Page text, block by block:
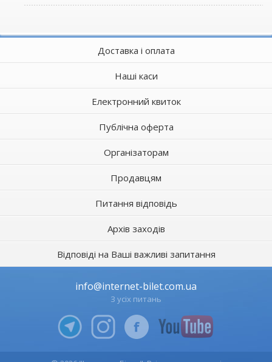
Доставка і оплата
Наші каси
Електронний квиток
Публічна оферта
Організаторам
Продавцям
Питання відповідь
Архів заходів
Відповіді на Ваші важливі запитання
info@internet-bilet.com.ua
З усіх питань